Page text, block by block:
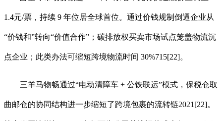
1.4元/票，持续 9 年位居全球首位。通过价钱规制倒逼企业从
“价钱和”转向“价值合作”；碳排放权买卖市场试点笼盖物流沉
点企业；此类办法可缩短跨境物流时间 30%715[22]。
三羊马物畅通过“电动清障车 + 公铁联运”模式，保税仓取
曲邮仓的协同结构进一步缩短了跨境包裹的流转链2021[22]。